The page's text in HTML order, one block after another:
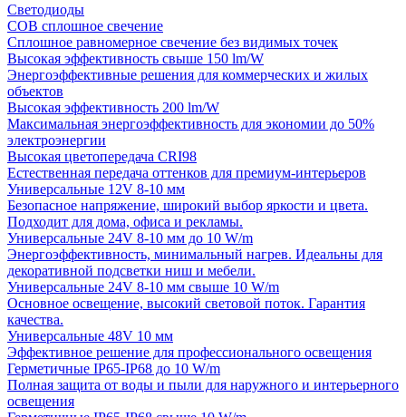
Светодиоды
COB сплошное свечение
Сплошное равномерное свечение без видимых точек
Высокая эффективность свыше 150 lm/W
Энергоэффективные решения для коммерческих и жилых
объектов
Высокая эффективность 200 lm/W
Максимальная энергоэффективность для экономии до 50%
электроэнергии
Высокая цветопередача CRI98
Естественная передача оттенков для премиум-интерьеров
Универсальные 12V 8-10 мм
Безопасное напряжение, широкий выбор яркости и цвета.
Подходит для дома, офиса и рекламы.
Универсальные 24V 8-10 мм до 10 W/m
Энергоэффективность, минимальный нагрев. Идеальны для
декоративной подсветки ниш и мебели.
Универсальные 24V 8-10 мм свыше 10 W/m
Основное освещение, высокий световой поток. Гарантия
качества.
Универсальные 48V 10 мм
Эффективное решение для профессионального освещения
Герметичные IP65-IP68 до 10 W/m
Полная защита от воды и пыли для наружного и интерьерного
освещения